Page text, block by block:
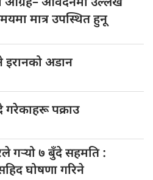
आग्रह– आवेदनमा उल्लेख
मात्र उपस्थित हुनू
इरानको अडान
पक्राउ
गर्‍यो ७ बुँदे सहमति :
घोषणा गरिने